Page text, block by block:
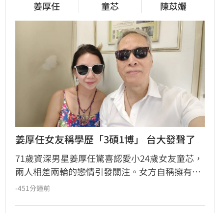
姜厚任 童芯 陳苡孋
姜厚任女友稱學歷「3碩1博」 台大發聲了
71歲資深男星姜厚任驚喜認愛小24歲女友童芯，
兩人相差兩輪的戀情引發關注。女方自稱擁有台
大「3碩1博」的超狂學歷，並擔任電影公司CEO
-451分鐘前